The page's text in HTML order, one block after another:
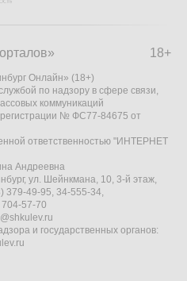
18+
Онлайн» (18+)
по надзору в сфере связи,
коммуникаций
№ ФС77-84675 от
ответственностью "ИНТЕРНЕТ
Андреевна
ул. Шейнкмана, 10, 3-й этаж,
379-49-95, 34-555-34,
57-70
и государственных органов: